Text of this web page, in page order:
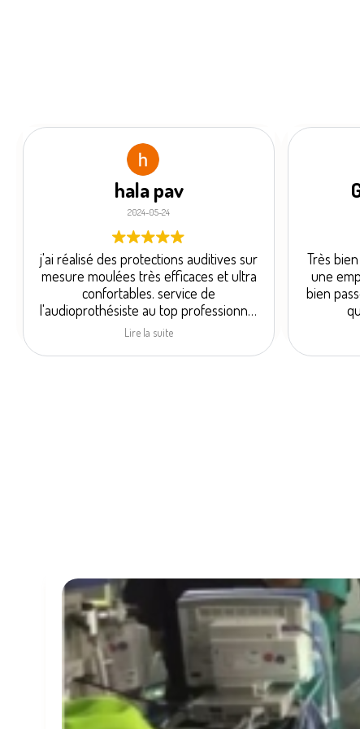
hala pav
2024-05-24
j'ai réalisé des protections auditives sur
mesure moulées très efficaces et ultra
confortables. service de
l'audioprothésiste au top professionnel
et à l'écoute des besoins je
Lire la suite
Très
une
bien